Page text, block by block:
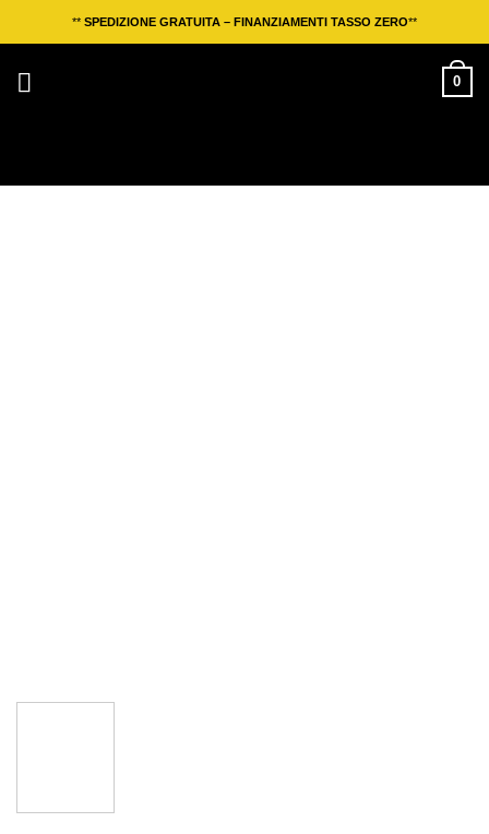
ai
** SPEDIZIONE GRATUITA – FINANZIAMENTI TASSO ZERO**
0